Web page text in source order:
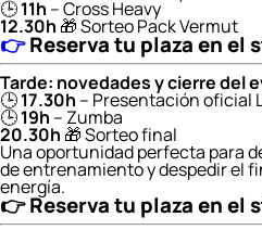
🕒11h – Cross Heavy
12.30h 🎁 Sorteo Pack Vermut
👉Reserva tu plaza en el
Tarde: novedades y cierre del
🕒17.30h – Presentación oficial
🕒19h – Zumba
20.30h 🎁 Sorteo final
Una oportunidad perfecta para
de entrenamiento y despedir el
energía.
👉Reserva tu plaza en el